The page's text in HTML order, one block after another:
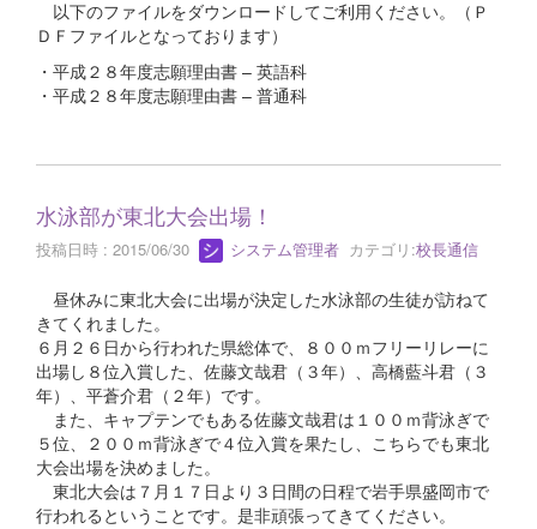
以下のファイルをダウンロードしてご利用ください。（Ｐ
ＤＦファイルとなっております）
・平成２８年度志願理由書 – 英語科
・平成２８年度志願理由書 – 普通科
水泳部が東北大会出場！
投稿日時 : 2015/06/30 システム管理者 カテゴリ:校長通信
昼休みに東北大会に出場が決定した水泳部の生徒が訪ねて
きてくれました。
６月２６日から行われた県総体で、８００ｍフリーリレーに
出場し８位入賞した、佐藤文哉君（３年）、高橋藍斗君（３
年）、平蒼介君（２年）です。
また、キャプテンでもある佐藤文哉君は１００ｍ背泳ぎで
５位、２００ｍ背泳ぎで４位入賞を果たし、こちらでも東北
大会出場を決めました。
東北大会は７月１７日より３日間の日程で岩手県盛岡市で
行われるということです。是非頑張ってきてください。